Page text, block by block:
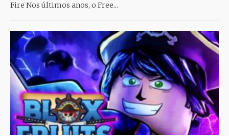
Fire Nos últimos anos, o Free...